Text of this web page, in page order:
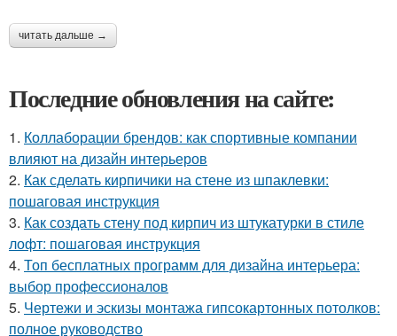
читать дальше →
Последние обновления на сайте:
1. Коллаборации брендов: как спортивные компании
влияют на дизайн интерьеров
2. Как сделать кирпичики на стене из шпаклевки:
пошаговая инструкция
3. Как создать стену под кирпич из штукатурки в стиле
лофт: пошаговая инструкция
4. Топ бесплатных программ для дизайна интерьера:
выбор профессионалов
5. Чертежи и эскизы монтажа гипсокартонных потолков:
полное руководство